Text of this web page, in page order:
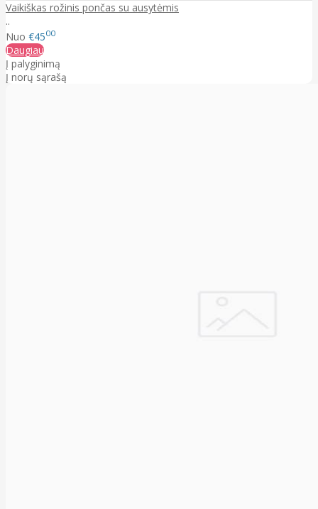
Vaikiškas rožinis pončas su ausytėmis
..
Nuo €4500
Daugiau
Į palyginimą
Į norų sąrašą